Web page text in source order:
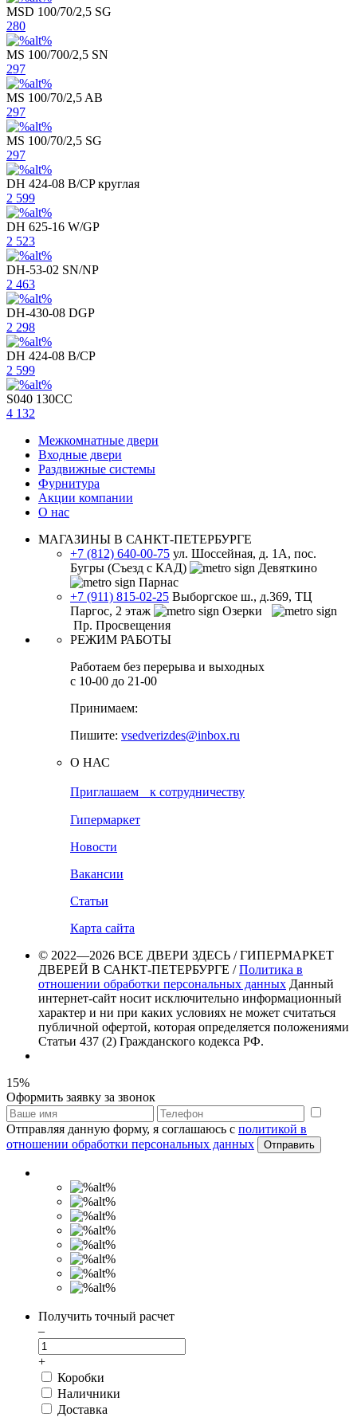
MSD 100/70/2,5 SG
280
MS 100/700/2,5 SN
297
MS 100/70/2,5 AB
297
MS 100/70/2,5 SG
297
DH 424-08 B/CP круглая
2 599
DH 625-16 W/GP
2 523
DH-53-02 SN/NP
2 463
DH-430-08 DGP
2 298
DH 424-08 B/CP
2 599
S040 130CC
4 132
Межкомнатные двери
Входные двери
Раздвижные системы
Фурнитура
Акции компании
О нас
МАГАЗИНЫ В САНКТ-ПЕТЕРБУРГЕ
+7 (812) 640-00-75 ул. Шоссейная, д. 1А, пос.
Бугры (Съезд с КАД)
Девяткино
Парнас
+7 (911) 815-02-25 Выборгское ш., д.369, ТЦ
Паргос, 2 этаж
Озерки
Пр. Просвещения
РЕЖИМ РАБОТЫ
Работаем без перерыва и выходных
с 10-00 до 21-00
Принимаем:
Пишите: vsedverizdes@inbox.ru
О НАС
Приглашаем к сотрудничеству
Гипермаркет
Новости
Вакансии
Статьи
Карта сайта
© 2022—2026 ВСЕ ДВЕРИ ЗДЕСЬ / ГИПЕРМАРКЕТ
ДВЕРЕЙ В САНКТ-ПЕТЕРБУРГЕ /Политика в
отношении обработки персональных данных Данный
интернет-сайт носит исключительно информационный
характер и ни при каких условиях не может считаться
публичной офертой, которая определяется положениями
Статьи 437 (2) Гражданского кодекса РФ.
15%
Оформить заявку за звонок
Отправляя данную форму, я соглашаюсь с политикой в
отношении обработки персональных данных
Отправить
Получить точный расчет
–
+
Коробки
Наличники
Доставка